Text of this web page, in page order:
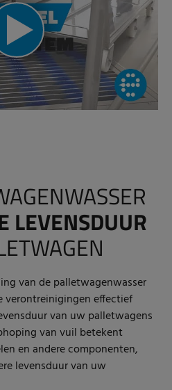
LEVENSDUUR
van de palletwagenwasser
verontreinigingen effectief
van uw palletwagens
van vuil betekent
en andere componenten,
levensduur van uw